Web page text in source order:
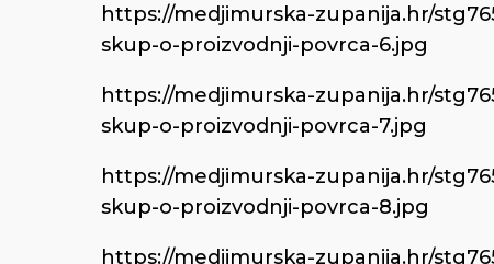
https://medjimurska-zupanija.hr/
skup-o-proizvodnji-povrca-6.jpg
https://medjimurska-zupanija.hr/
skup-o-proizvodnji-povrca-7.jpg
https://medjimurska-zupanija.hr/
skup-o-proizvodnji-povrca-8.jpg
https://medjimurska-zupanija.hr/